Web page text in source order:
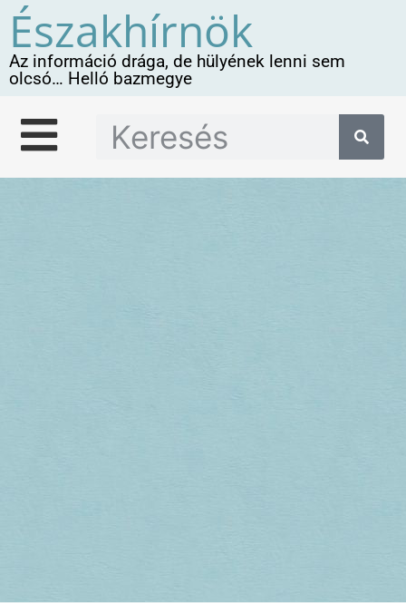
Északhírnök
Az információ drága, de hülyének lenni sem
olcsó… Helló bazmegye